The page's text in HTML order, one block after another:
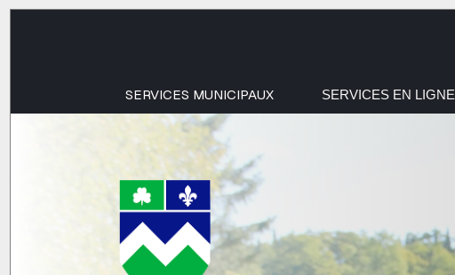
SERVICES MUNICIPAUX SERVICES EN LIGNE